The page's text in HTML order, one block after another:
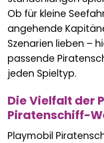
Ob für kleine
angehende
Szenarien lieben –
passende
jeden Spieltyp.
Die Vielfalt der
Piratenschiff-
Playmobil